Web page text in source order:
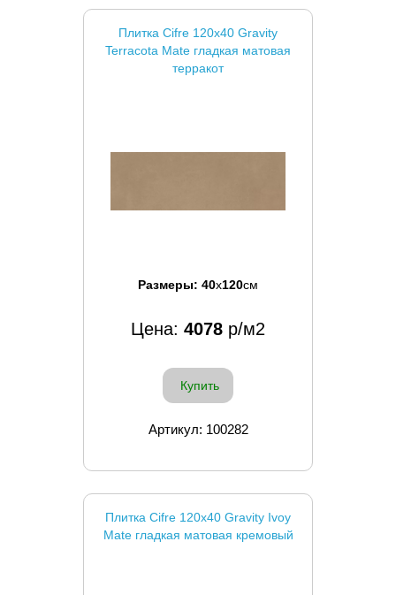
Плитка Cifre 120x40 Gravity
Terracota Mate гладкая матовая
терракот
Размеры: 40x120см
Цена: 4078 р/м2
Купить
Артикул: 100282
Плитка Cifre 120x40 Gravity Ivoy
Mate гладкая матовая кремовый